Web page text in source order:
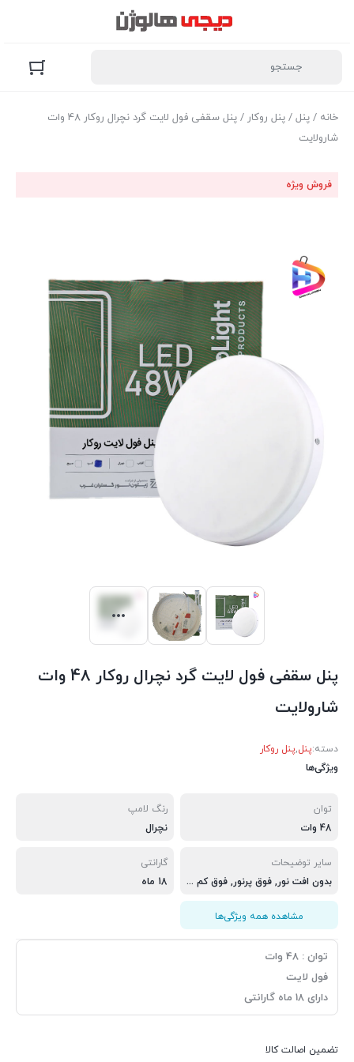
خانه / پنل / پنل روکار
/ پنل سقفی فول لایت گرد نچرال روکار 48 وات
شارولایت
فروش ویژه
پنل سقفی فول لایت گرد نچرال روکار 48 وات
شارولایت
دسته:پنل,پنل روکار
ویژگی‌ها
توان
48 وات
رنگ لامپ
نچرال
سایر توضیحات
بدون افت نور, فوق پرنور, فوق کم مصرف
گارانتی
18 ماه
مشاهده همه ویژگی‌ها
توان : 48 وات
فول لایت
دارای 18 ماه گارانتی
تضمین اصالت کالا